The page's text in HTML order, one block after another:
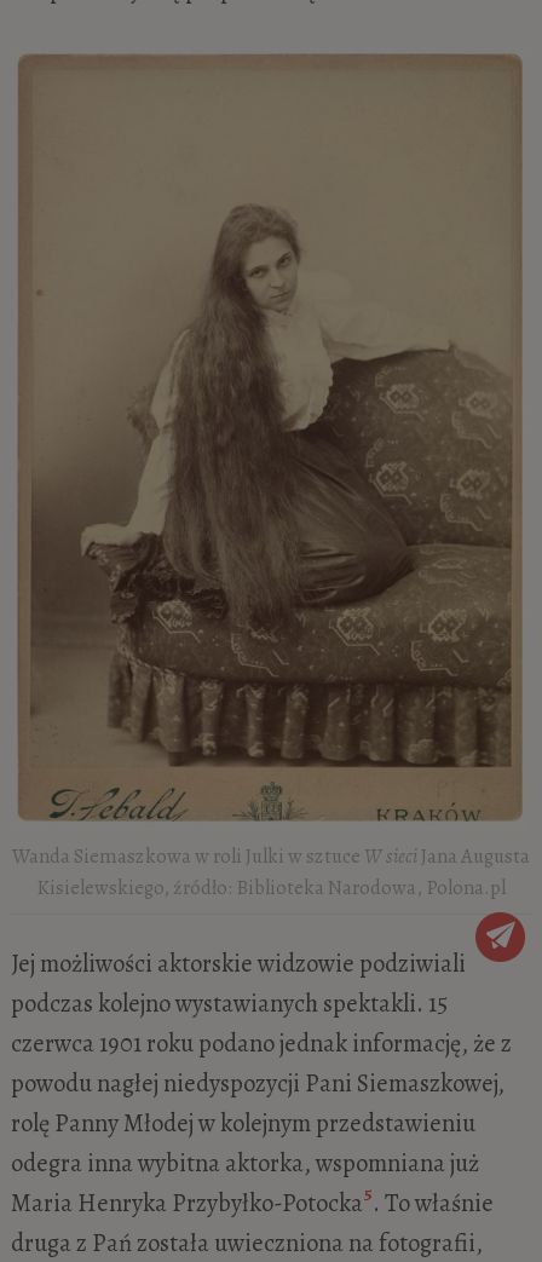
Wanda Siemaszkowa w roli Julki w sztuce W sieciJana Augusta
Kisielewskiego, źródło: Biblioteka Narodowa, Polona.pl
Jej możliwości aktorskie widzowie podziwiali
podczas kolejno wystawianych spektakli. 15
czerwca 1901 roku podano jednak informację, że z
powodu nagłej niedyspozycji Pani Siemaszkowej,
rolę Panny Młodej w kolejnym przedstawieniu
odegra inna wybitna aktorka, wspomniana już
Maria Henryka Przybyłko-Potocka5. To właśnie
druga z Pań została uwieczniona na fotografii,